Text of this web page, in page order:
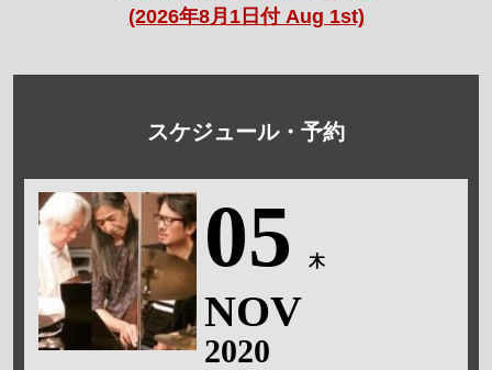
(2026年8月1日付 Aug 1st)
スケジュール・予約
05 木
NOV
2020